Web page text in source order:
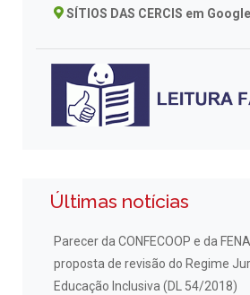
SÍTIOS DAS CERCIS em
Últimas notícias
Parecer da CONFECOOP e da
proposta de revisão do Regime
Educação Inclusiva (DL 54/2018)